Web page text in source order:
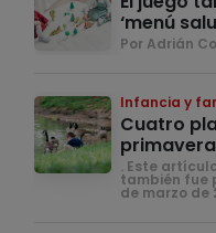
‘menú
Por Adrián
Infancia y
Cuatro
primavera
. Este
también fue
de marzo de